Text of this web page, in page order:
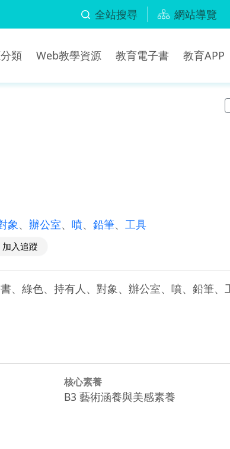
全站搜尋 網站導覽
類 Web教學資源 教育電子書 教育APP
象 、 辦公室、 噴、 鉛筆、 工具
加入追蹤
綠色、持有人、對象、辦公室、噴、鉛筆、
核心素養
B3 藝術涵養與美感素養